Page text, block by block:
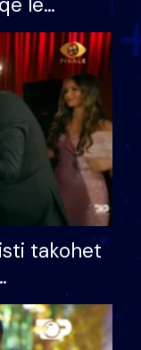
për
takohet
letër